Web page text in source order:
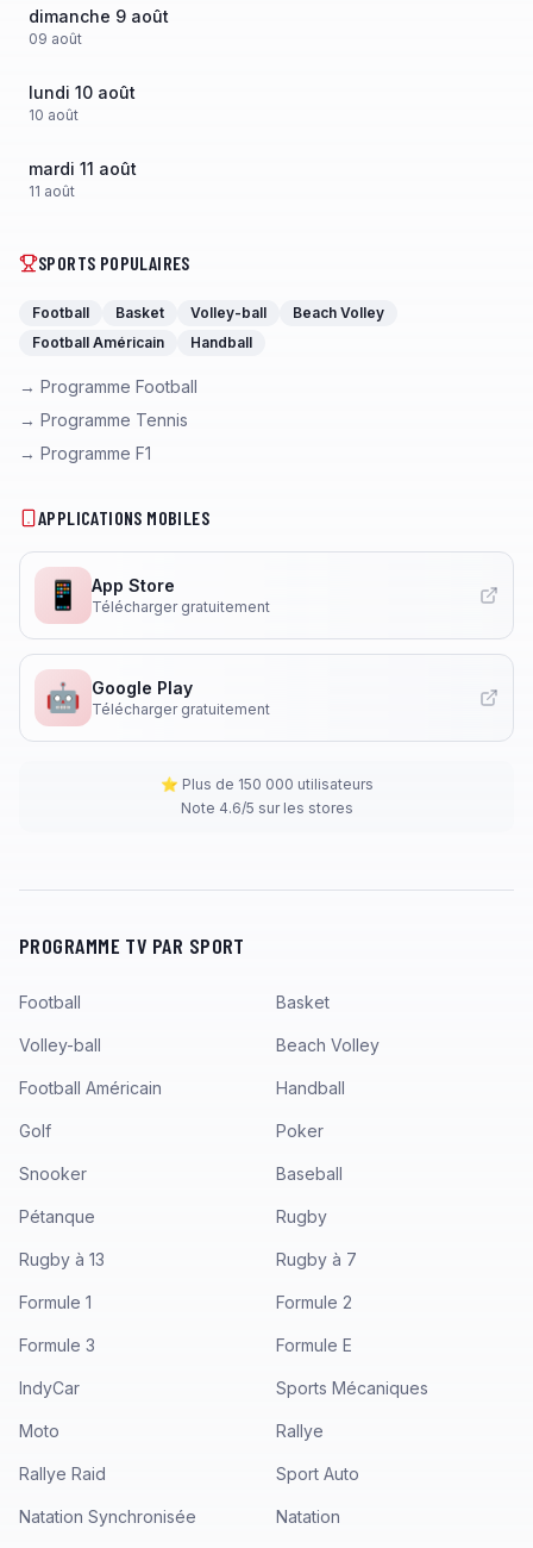
dimanche 9 août
09 août
lundi 10 août
10 août
mardi 11 août
11 août
SPORTS POPULAIRES
Football Basket Volley-ball
Beach Volley
Football Américain
Handball
→ Programme Football
→ Programme Tennis
→ Programme F1
APPLICATIONS MOBILES
📱 App Store
Télécharger gratuitement
🤖 Google Play
Télécharger gratuitement
⭐ Plus de 150 000 utilisateurs
Note 4.6/5 sur les stores
PROGRAMME TV PAR SPORT
Football Basket
Volley-ball Beach Volley
Football Américain Handball
Golf Poker
Snooker Baseball
Pétanque Rugby
Rugby à 13 Rugby à 7
Formule 1 Formule 2
Formule 3 Formule E
IndyCar Sports Mécaniques
Moto Rallye
Rallye Raid Sport Auto
Natation Synchronisée Natation